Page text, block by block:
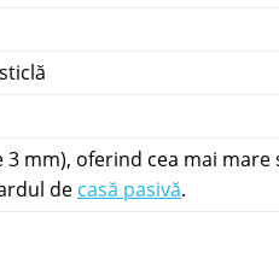
mm), oferind cea mai
de casă pasivă.